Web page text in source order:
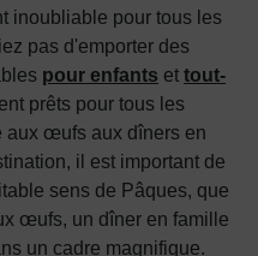
inoubliable pour tous les
pas d'emporter des
pour enfants et tout-
prêts pour tous les
aux œufs aux dîners en
il est important de
sens de Pâques, que
œufs, un dîner en famille
un cadre magnifique.